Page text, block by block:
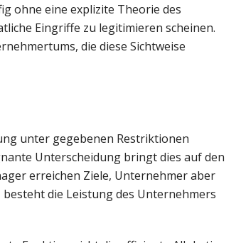
ohne eine explizite Theorie des
Eingriffe zu legitimieren scheinen.
die diese Sichtweise
unter gegebenen Restriktionen
Unterscheidung bringt dies auf den
erreichen Ziele, Unternehmer aber
die Leistung des Unternehmers